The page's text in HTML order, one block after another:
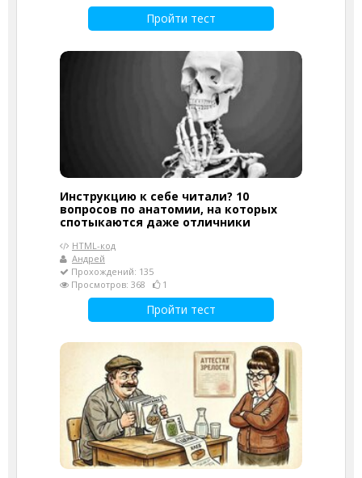
Пройти тест
Инструкцию к себе читали? 10
вопросов по анатомии, на которых
спотыкаются даже отличники
HTML-код
Андрей
Прохождений: 135
Просмотров: 368
1
Пройти тест